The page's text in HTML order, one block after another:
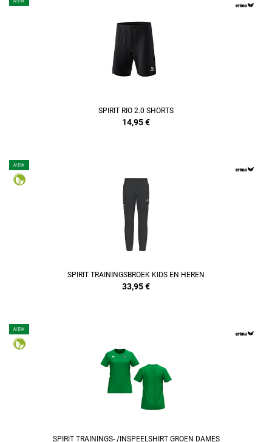
SPIRIT RIO 2.0 SHORTS
14,95€
NEW
SPIRIT TRAININGSBROEK KIDS EN HEREN
33,95€
NEW
SPIRIT TRAININGS- /INSPEELSHIRT GROEN DAMES